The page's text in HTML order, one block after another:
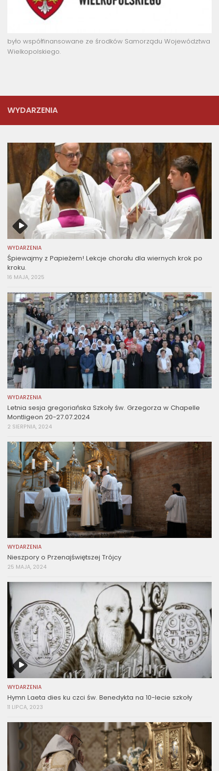
było współfinansowane ze środków Samorządu Województwa
Wielkopolskiego.
WYDARZENIA
WYDARZENIA
Śpiewajmy z Papieżem! Lekcje chorału dla wiernych krok po
kroku.
16 MAJA, 2025
WYDARZENIA
Letnia sesja gregoriańska Szkoły św. Grzegorza w Chapelle
Montligeon 20-27.07.2024
2 SIERPNIA, 2024
WYDARZENIA
Nieszpory o Przenajświętszej Trójcy
25 MAJA, 2024
WYDARZENIA
Hymn Laeta dies ku czci św. Benedykta na 10-lecie szkoły
11 LIPCA, 2023